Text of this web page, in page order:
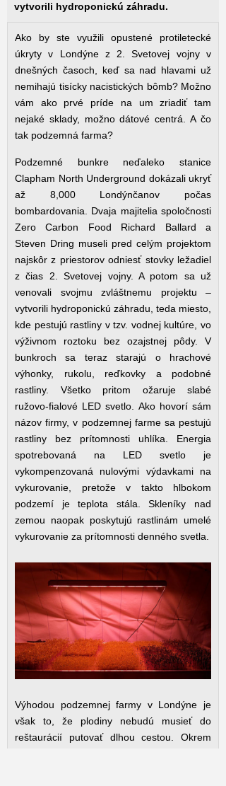
vytvorili hydroponickú záhradu.
Ako by ste využili opustené protiletecké
úkryty v Londýne z 2. Svetovej vojny v
dnešných časoch, keď sa nad hlavami už
nemihajú tisícky nacistických bômb? Možno
vám ako prvé príde na um zriadiť tam
nejaké sklady, možno dátové centrá. A čo
tak podzemná farma?
Podzemné bunkre neďaleko stanice
Clapham North Underground dokázali ukryť
až 8,000 Londýnčanov počas
bombardovania. Dvaja majitelia spoločnosti
Zero Carbon Food Richard Ballard a
Steven Dring museli pred celým projektom
najskôr z priestorov odniesť stovky ležadiel
z čias 2. Svetovej vojny. A potom sa už
venovali svojmu zvláštnemu projektu –
vytvorili hydroponickú záhradu, teda miesto,
kde pestujú rastliny v tzv. vodnej kultúre, vo
výživnom roztoku bez ozajstnej pôdy. V
bunkroch sa teraz starajú o hrachové
výhonky, rukolu, reďkovky a podobné
rastliny. Všetko pritom ožaruje slabé
ružovo-fialové LED svetlo. Ako hovorí sám
názov firmy, v podzemnej farme sa pestujú
rastliny bez prítomnosti uhlíka. Energia
spotrebovaná na LED svetlo je
vykompenzovaná nulovými výdavkami na
vykurovanie, pretože v takto hlbokom
podzemí je teplota stála. Skleníky nad
zemou naopak poskytujú rastlinám umelé
vykurovanie za prítomnosti denného svetla.
Výhodou podzemnej farmy v Londýne je
však to, že plodiny nebudú musieť do
reštaurácií putovať dlhou cestou. Okrem